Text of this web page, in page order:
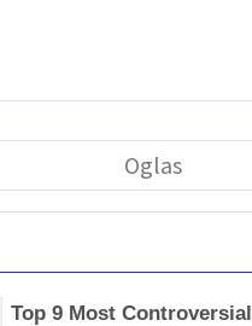
Top 9 Most Controversial